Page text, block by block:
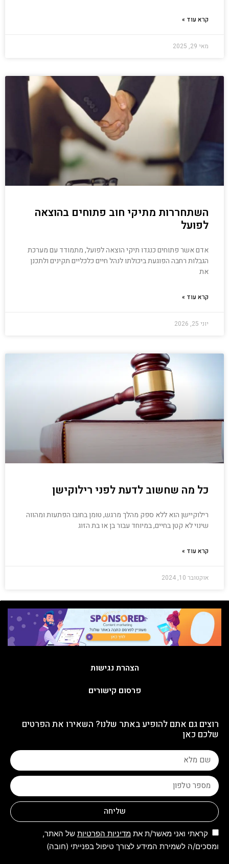
קרא עוד »
מאי 29, 2025
השתחררות מתיקי חוב פתוחים בהוצאה
לפועל
אדם אשר פתוחים כנגדו תיקי הוצאה לפועל, מתמודד עם מערכת
הגבלות רחבה הפוגעת ביכולתו לנהל חיים כלכליים תקינים ולתכנן
את
קרא עוד »
יוני 25, 2026
כל מה שחשוב לדעת לפני רילוקישן
רילוקיישן הוא ללא ספק מהלך מרגש, טומן בחובו הפתעות ומהווה
שינוי לא קטן בחיים, במיוחד עבור בן או בת הזוג
קרא עוד »
אוקטובר 10, 2024
הצהרת נגישות
פרסום קישורים
רוצים גם אתם להופיע באתר שלנו? השאירו את הפרטים
שלכם כאן
שליחה
קראתי ואני מאשר/ת את מדיניות הפרטיות של האתר,
ומסכים/ה לשמירת המידע לצורך טיפול בפנייתי (חובה)